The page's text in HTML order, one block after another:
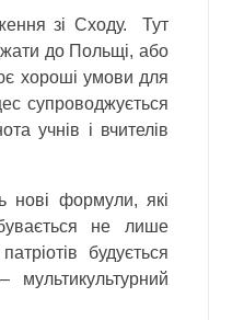
зі Сходу. Тут
до Польщі, або
хороші умови для
супроводжується
учнів і вчителів
нові формули, які
не лише
будується